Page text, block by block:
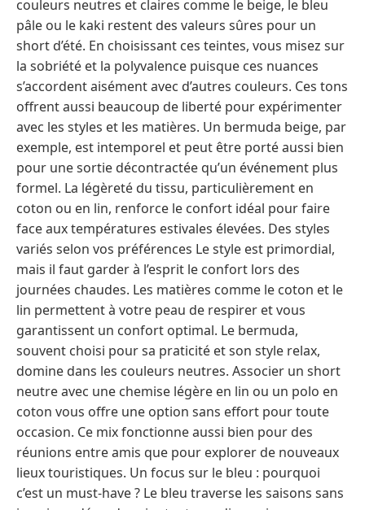
couleurs neutres et claires comme le beige, le bleu
pâle ou le kaki restent des valeurs sûres pour un
short d’été. En choisissant ces teintes, vous misez sur
la sobriété et la polyvalence puisque ces nuances
s’accordent aisément avec d’autres couleurs. Ces tons
offrent aussi beaucoup de liberté pour expérimenter
avec les styles et les matières. Un bermuda beige, par
exemple, est intemporel et peut être porté aussi bien
pour une sortie décontractée qu’un événement plus
formel. La légèreté du tissu, particulièrement en
coton ou en lin, renforce le confort idéal pour faire
face aux températures estivales élevées. Des styles
variés selon vos préférences Le style est primordial,
mais il faut garder à l’esprit le confort lors des
journées chaudes. Les matières comme le coton et le
lin permettent à votre peau de respirer et vous
garantissent un confort optimal. Le bermuda,
souvent choisi pour sa praticité et son style relax,
domine dans les couleurs neutres. Associer un short
neutre avec une chemise légère en lin ou un polo en
coton vous offre une option sans effort pour toute
occasion. Ce mix fonctionne aussi bien pour des
réunions entre amis que pour explorer de nouveaux
lieux touristiques. Un focus sur le bleu : pourquoi
c’est un must-have ? Le bleu traverse les saisons sans